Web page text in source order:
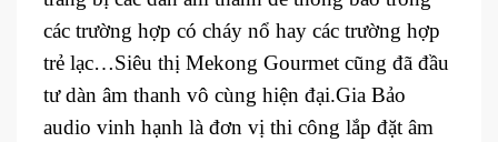
các trường hợp có cháy nổ hay các trường hợp
trẻ lạc…Siêu thị Mekong Gourmet cũng đã đầu
tư dàn âm thanh vô cùng hiện đại.Gia Bảo
audio vinh hạnh là đơn vị thi công lắp đặt âm